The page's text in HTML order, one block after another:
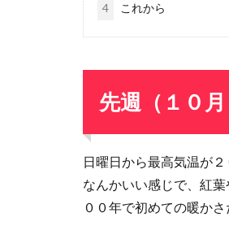
4 これから
先週（１０
日曜日から最高気温が
なんかいい感じで、紅
００年で初めての暖か